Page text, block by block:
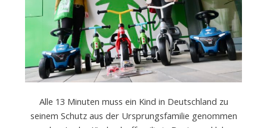
Alle 13 Minuten muss ein Kind in Deutschland zu
seinem Schutz aus der Ursprungsfamilie genommen